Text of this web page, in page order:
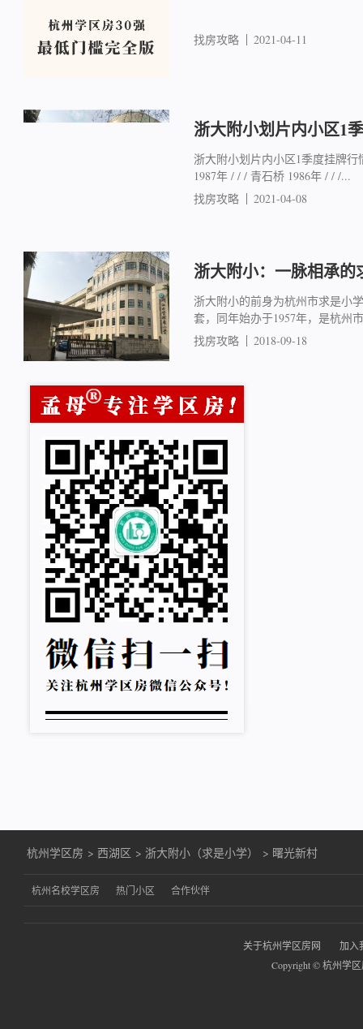
找房攻略 2021-04-11
浙大附小划片内小区1
浙大附小划片内小区1季度挂牌
1987年 / / / 青石桥 1986年 / / /...
找房攻略
2021-04-08
浙大附小：一脉相承的
浙大附小的前身为杭州市求是小
套，同年始办于1957年，是杭州
找房攻略
2018-09-18
杭州学区房 > 西湖区 > 浙大附小（求是小学） > 曙光新村
杭州名校学区房 热门小区 合作伙伴
关于杭州学区房网
加入
Copyright © 杭州学